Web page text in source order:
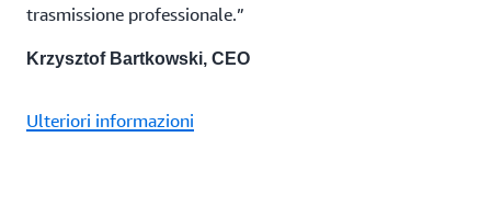
trasmissione professionale.”
Krzysztof Bartkowski, CEO
Ulteriori informazioni